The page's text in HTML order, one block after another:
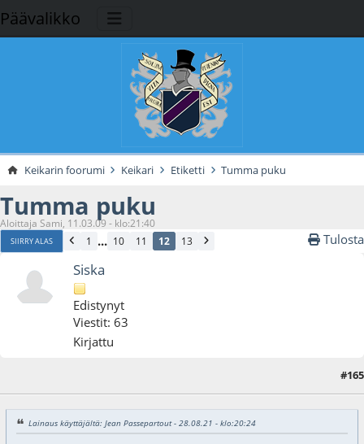
Päävalikko
Keikarin foorumi Keikari Etiketti Tumma puku
Tumma puku
Aloittaja Sami, 11.03.09 - klo:21:40
SIIRRY ALAS 1 ... 10 11 12 13 Tulosta
Siska
Edistynyt
Viestit: 63
Kirjattu
#165
Lainaus käyttäjältä: Jean Passepartout - 28.08.21 - klo:20:24